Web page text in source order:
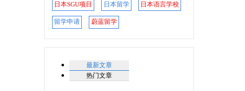
日本SGU项目 日本留学 日本语言学校
留学申请 蔚蓝留学
最新文章
热门文章